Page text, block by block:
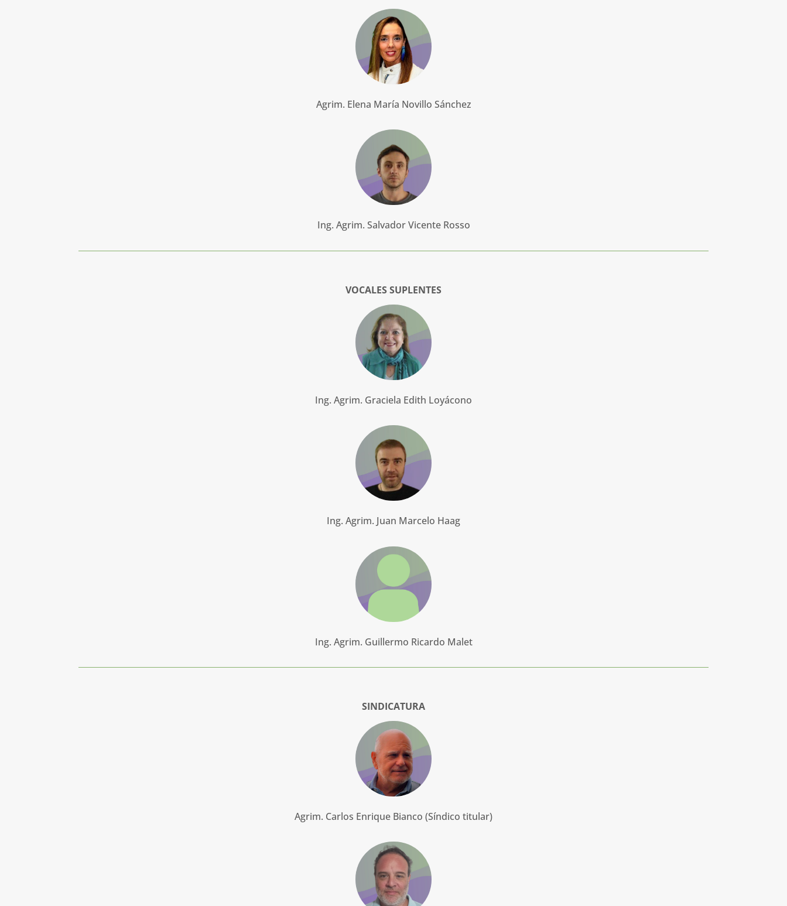
Agrim. Elena María Novillo Sánchez
Ing. Agrim. Salvador Vicente Rosso
VOCALES SUPLENTES
Ing. Agrim. Graciela Edith Loyácono
Ing. Agrim. Juan Marcelo Haag
Ing. Agrim. Guillermo Ricardo Malet
SINDICATURA
Agrim. Carlos Enrique Bianco (Síndico titular)